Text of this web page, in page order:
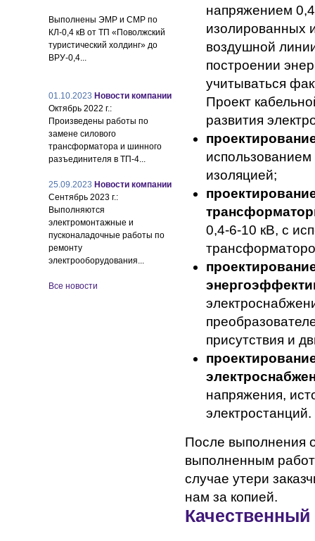
напряжением
изолированных
воздушной
построении
учитываться
Проект
развития
изоляцией;
0,4-6-10 кВ, с
присутствия и
напряжения,
электростанций.
После выполнения
выполненным
случае утери
нам за копией.
Выполнены ЭМР и СМР по
КЛ-0,4 кВ от ТП «Поволжский
туристический холдинг» до
ВРУ-0,4...
01.10.2023 Новости компании
Октябрь 2022 г.:
Произведены работы по
замене силового
трансформатора и шинного
разъединителя в ТП-4...
25.09.2023 Новости компании
Сентябрь 2023 г.:
Выполняются
электромонтажные и
пусконаладочные работы по
ремонту
электрооборудования...
Все новости